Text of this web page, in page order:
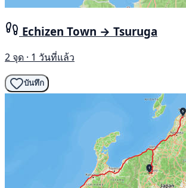
Echizen Town → Tsuruga
2 จุด · 1 วันที่แล้ว
บันทึก